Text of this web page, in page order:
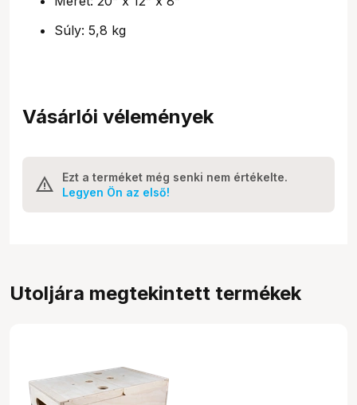
Súly: 5,8 kg
Vásárlói vélemények
Ezt a terméket még senki nem értékelte.
Legyen Ön az első!
Utoljára megtekintett termékek